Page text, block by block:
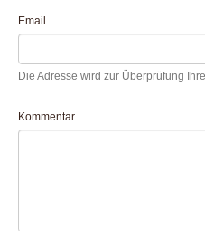
Email
Die Adresse wird zur Überprüfung
Kommentar